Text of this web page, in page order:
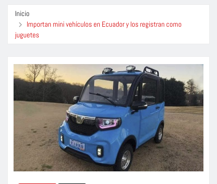
Inicio
Importan mini vehículos en Ecuador y los registran como
juguetes